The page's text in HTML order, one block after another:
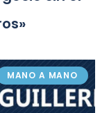
MANO A MANO